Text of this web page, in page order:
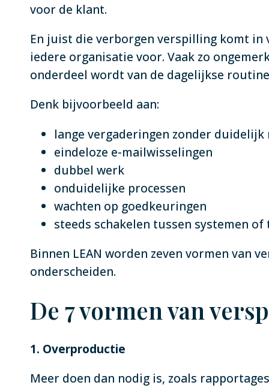
voor de klant.
En juist die verborgen verspilling komt in
iedere organisatie voor. Vaak zo
onderdeel wordt van de dagelijkse
Denk bijvoorbeeld aan:
lange vergaderingen zonder
eindeloze e-mailwisselingen
dubbel werk
onduidelijke processen
wachten op goedkeuringen
steeds schakelen tussen systemen of
Binnen LEAN worden zeven vormen van
onderscheiden.
De 7 vormen van
1. Overproductie
Meer doen dan nodig is, zoals